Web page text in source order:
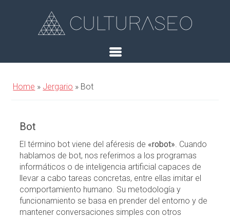
Home » Jergario » Bot
Bot
El término bot viene del aféresis de «robot». Cuando
hablamos de bot, nos referimos a los programas
informáticos o de inteligencia artificial capaces de
llevar a cabo tareas concretas, entre ellas imitar el
comportamiento humano. Su metodología y
funcionamiento se basa en prender del entorno y de
mantener conversaciones simples con otros